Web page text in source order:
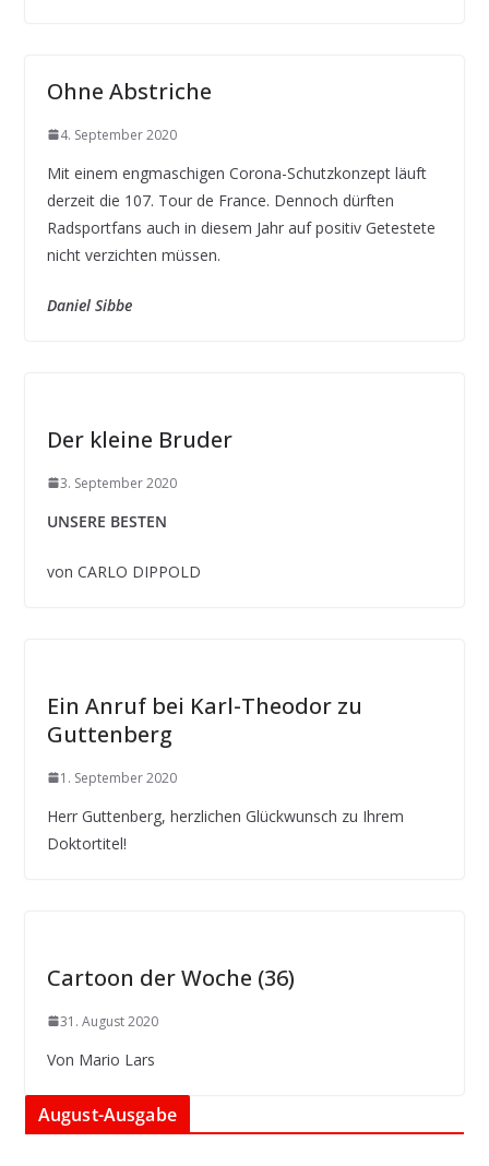
Ohne Abstriche
4. September 2020
Mit einem engmaschigen Corona-Schutzkonzept läuft
derzeit die 107. Tour de France. Dennoch dürften
Radsportfans auch in diesem Jahr auf positiv Getestete
nicht verzichten müssen.
Daniel Sibbe
Der kleine Bruder
3. September 2020
UNSERE BESTEN
von CARLO DIPPOLD
Ein Anruf bei Karl-Theodor zu
Guttenberg
1. September 2020
Herr Guttenberg, herzlichen Glückwunsch zu Ihrem
Doktortitel!
Cartoon der Woche (36)
31. August 2020
Von Mario Lars
August-Ausgabe